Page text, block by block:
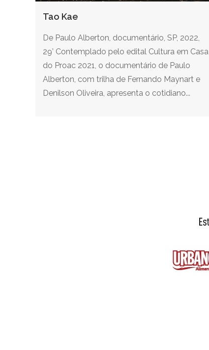
Tao Kae
De Paulo Alberton, documentário, SP, 2022,
29’ Contemplado pelo edital Cultura em Casa
do Proac 2021, o documentário de Paulo
Alberton, com trilha de Fernando Maynart e
Denilson Oliveira, apresenta o cotidiano...